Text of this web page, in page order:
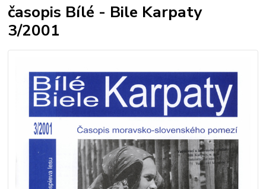
časopis Bílé - Bile Karpaty
3/2001